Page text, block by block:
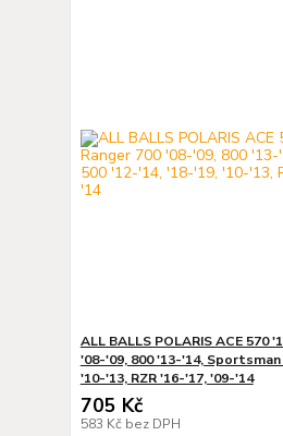
ALL BALLS POLARIS ACE 570
'08-'09, 800 '13-'14,
'10-'13, RZR '16-'17, '09-'14
705 Kč
583 Kč bez DPH